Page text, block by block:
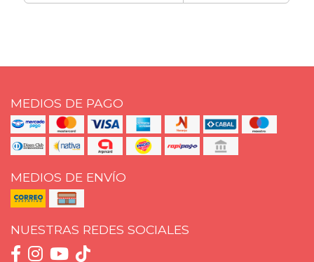
MEDIOS DE PAGO
MEDIOS DE ENVÍO
NUESTRAS REDES SOCIALES